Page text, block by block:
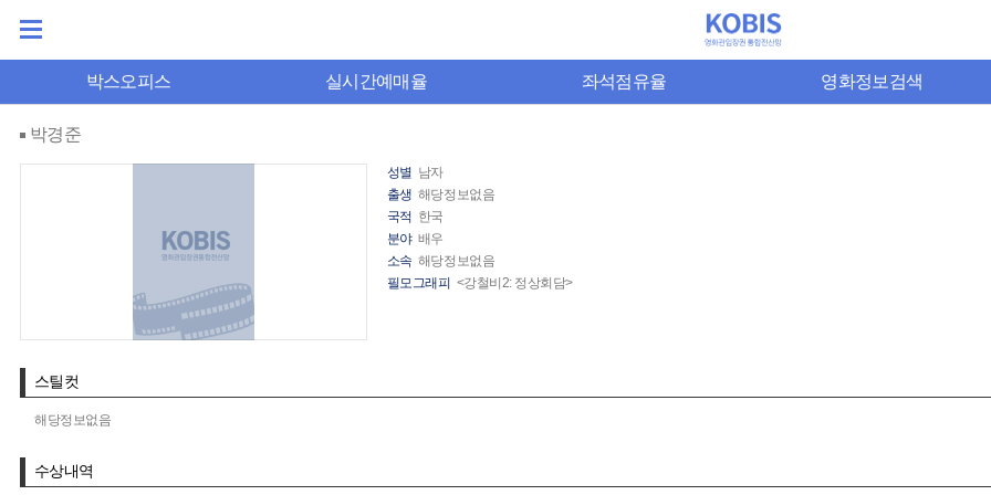
박스오피스 실시간예매율 좌석점유율 영화정보검색
박경준
성별 남자
출생 해당정보없음
국적 한국
분야 배우
소속 해당정보없음
필모그래피 <강철비2: 정상회담>
스틸컷
해당정보없음
수상내역